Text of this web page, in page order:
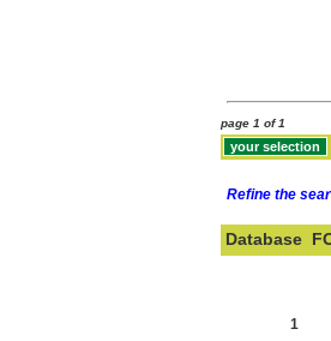
page 1 of 1
Refine the
Database
1